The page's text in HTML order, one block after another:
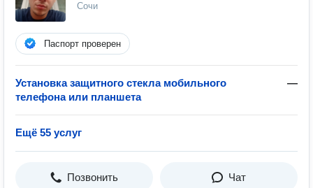
Сочи
Паспорт проверен
Установка защитного стекла мобильного
телефона или планшета
—
Ещё 55 услуг
Позвонить Чат